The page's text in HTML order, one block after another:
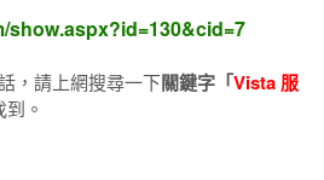
show.aspx?id=130&cid=7
，請上網搜尋一下關鍵字「Vista 服
到。